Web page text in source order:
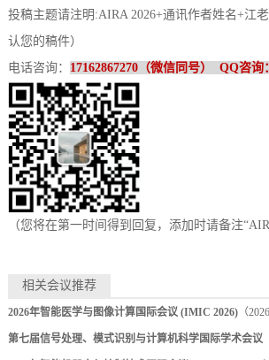
投稿主题请注明 :AIRA 2026+通讯作者姓名+江
认您的稿件）
电话咨询： 17162867270（微信同号） QQ咨询
（您将在第一时间得到回复，添加时请备注“
相关会议推荐
2026年智能医学与图像计算国际会议 (IMIC 2026)（
第七届信号处理、模式识别与计算机科学国际学术会议（